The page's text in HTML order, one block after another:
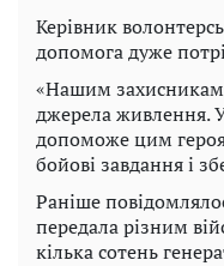
Керівник
допомога дуже
«Нашим захисникам
джерела живлення.
допоможе цим
бойові завдання і
Раніше
передала різним
кілька сотень